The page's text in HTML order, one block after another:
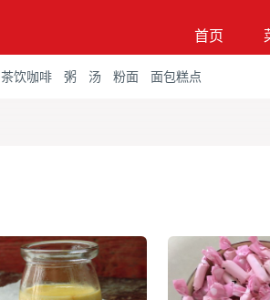
首页
茶饮咖啡 粥 汤 粉面 面包糕点